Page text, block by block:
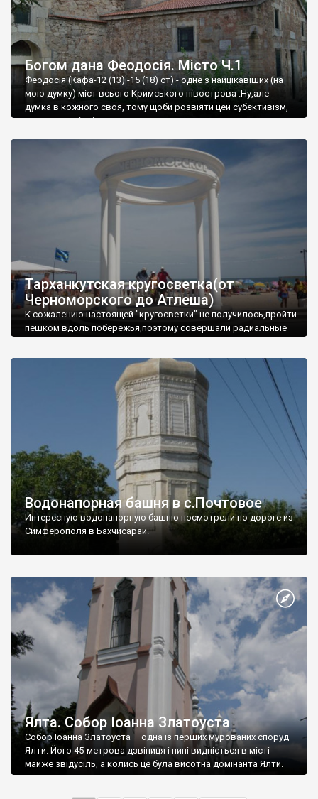
Богом дана Феодосія. Місто Ч.1
Феодосія (Кафа-12 (13) -15 (18) ст) - одне з найцікавіших (на
мою думку) міст всього Кримського півострова .Ну,але
думка в кожного своя, тому щоби розвіяти цей субєктивізм,
запрошую відвідати це
Тарханкутская кругосветка(от
Черноморского до Атлеша)
К сожалению настоящей "кругосветки" не получилось,пройти
пешком вдоль побережья,поэтому совершали радиальные
Водонапорная башня в с.Почтовое
Интересную водонапорную башню посмотрели по дороге из
Симферополя в Бахчисарай.
Ялта. Собор Іоанна Златоуста
Собор Іоанна Златоуста – одна із перших мурованих споруд
Ялти. Його 45-метрова дзвіниця і нині видніється в місті
майже звідусіль, а колись це була висотна домінанта Ялти.